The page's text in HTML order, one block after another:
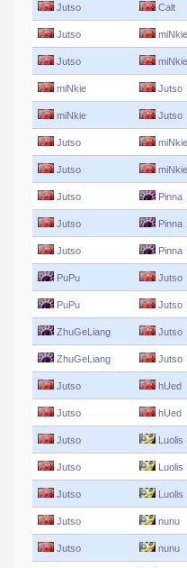
Jutso Calt
Jutso miNkie
Jutso miNkie
miNkie Jutso
miNkie Jutso
Jutso miNkie
Jutso miNkie
Jutso Pinna
Jutso Pinna
Jutso Pinna
PuPu Jutso
PuPu Jutso
ZhuGeLiang Jutso
ZhuGeLiang Jutso
Jutso hUed
Jutso hUed
Jutso Luolis
Jutso Luolis
Jutso Luolis
Jutso nunu
Jutso nunu